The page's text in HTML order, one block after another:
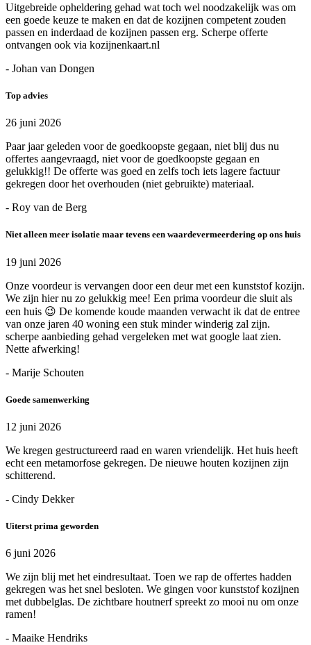
Uitgebreide opheldering gehad wat toch wel noodzakelijk was om
een goede keuze te maken en dat de kozijnen competent zouden
passen en inderdaad de kozijnen passen erg. Scherpe offerte
ontvangen ook via kozijnenkaart.nl
- Johan van Dongen
Top advies
26 juni 2026
Paar jaar geleden voor de goedkoopste gegaan, niet blij dus nu
offertes aangevraagd, niet voor de goedkoopste gegaan en
gelukkig!! De offerte was goed en zelfs toch iets lagere factuur
gekregen door het overhouden (niet gebruikte) materiaal.
- Roy van de Berg
Niet alleen meer isolatie maar tevens een waardevermeerdering op ons huis
19 juni 2026
Onze voordeur is vervangen door een deur met een kunststof kozijn.
We zijn hier nu zo gelukkig mee! Een prima voordeur die sluit als
een huis 😉 De komende koude maanden verwacht ik dat de entree
van onze jaren 40 woning een stuk minder winderig zal zijn.
scherpe aanbieding gehad vergeleken met wat google laat zien.
Nette afwerking!
- Marije Schouten
Goede samenwerking
12 juni 2026
We kregen gestructureerd raad en waren vriendelijk. Het huis heeft
echt een metamorfose gekregen. De nieuwe houten kozijnen zijn
schitterend.
- Cindy Dekker
Uiterst prima geworden
6 juni 2026
We zijn blij met het eindresultaat. Toen we rap de offertes hadden
gekregen was het snel besloten. We gingen voor kunststof kozijnen
met dubbelglas. De zichtbare houtnerf spreekt zo mooi nu om onze
ramen!
- Maaike Hendriks